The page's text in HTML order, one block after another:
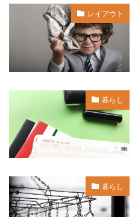
レイアウト
暮らし
暮らし